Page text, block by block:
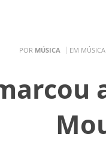
POR MÚSICA EM MÚSICA